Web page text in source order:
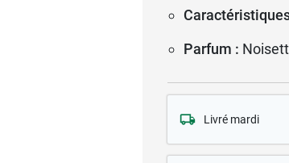
Parfum :
Livré mardi